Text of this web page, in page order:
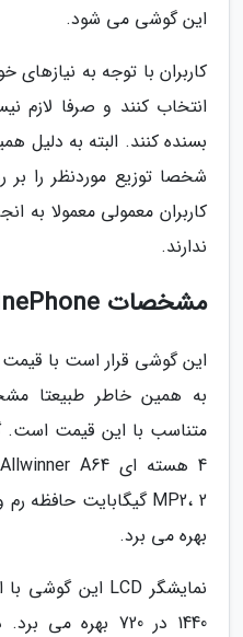
این گوشی می شود.
کاربران با توجه به نیازهای
انتخاب کنند و صرفا لازم
بسنده کنند. البته به دلیل
شخصا توزیع موردنظر را
کاربران معمولی معمولا به
ندارند.
مشخصات PinePhone
به همین خاطر طبیعتا
بهره می برد.